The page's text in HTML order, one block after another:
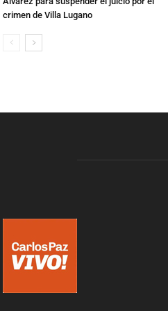
crimen de Villa Lugano